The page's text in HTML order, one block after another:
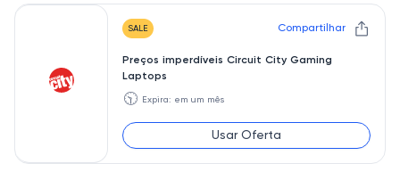
SALE Compartilhar
Preços imperdíveis Circuit City Gaming
Laptops
🕥 Expira: em um mês
Usar Oferta